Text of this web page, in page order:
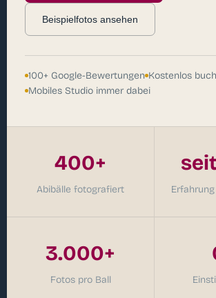
Beispielfotos ansehen
100+ Google-Bewertungen Kostenlos
Mobiles Studio immer dabei
400+
Abibälle fotografiert
3.000+
Fotos pro Ball